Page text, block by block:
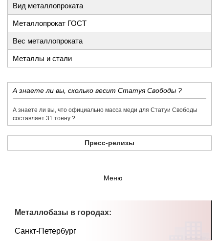
Вид металлопроката
Металлопрокат ГОСТ
Вес металлопроката
Металлы и стали
​А знаете ли вы, сколько весит Статуя Свободы ?
​А знаете ли вы, что официально масса меди для Статуи Свободы
составляет 31 тонну ?
Пресс-релизы
Меню
Металлобазы в городах:
Санкт-Петербург